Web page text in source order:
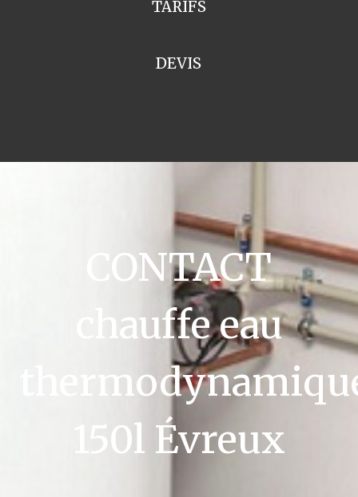
TARIFS
DEVIS
CONTACT
chauffe eau
150l Évreux